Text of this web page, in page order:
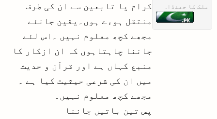
ملک کا جھنڈا:
کرام یا تابعین سے ان کی طرف
منتقل ہوءے ہوں۔یقین جانئے
مجھے کچھ معلوم نہیں ۔اس لئے
جاننا چاہتاہوں کہ ان ازکار کا
منبع کہاں ہے اور قرآن و حدیث
میں ان کی شرعی حیثیت کیا ہے ۔
مجھے کچھ معلوم نہیں۔
پس تین باتیں جاننا